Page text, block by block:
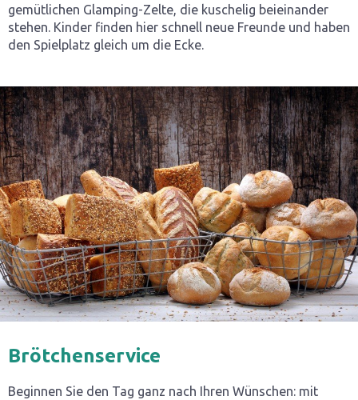
gemütlichen Glamping-Zelte, die kuschelig beieinander
stehen. Kinder finden hier schnell neue Freunde und haben
den Spielplatz gleich um die Ecke.
Brötchenservice
Beginnen Sie den Tag ganz nach Ihren Wünschen: mit